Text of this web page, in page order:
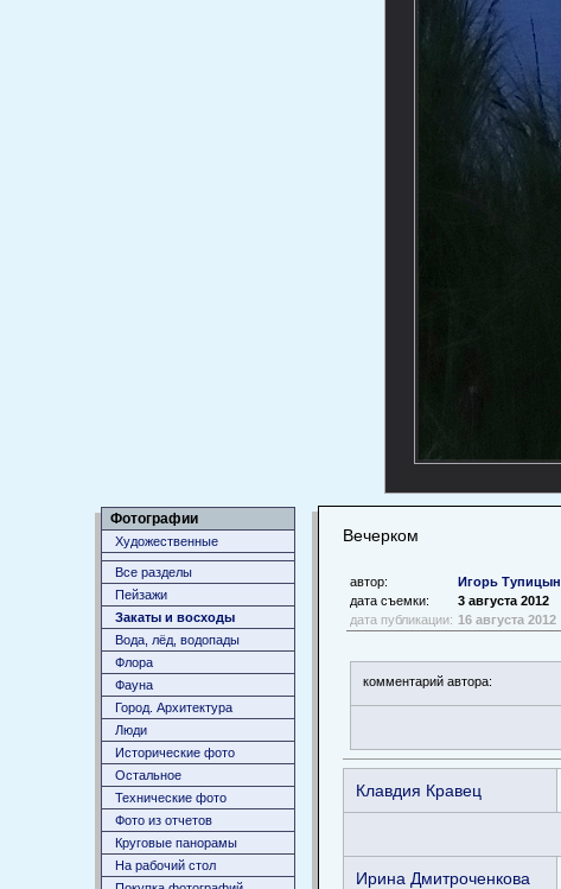
Фотографии
Художественные
Все разделы
Пейзажи
Закаты и восходы
Вода, лёд, водопады
Флора
Фауна
Город. Архитектура
Люди
Исторические фото
Остальное
Технические фото
Фото из отчетов
Круговые панорамы
На рабочий стол
Вечерком
автор:
Игорь Тупицын
дата съемки:
3 августа 2012
дата публикации: 16 августа 2012
комментарий автора:
Клавдия Кравец
Ирина Дмитроченкова